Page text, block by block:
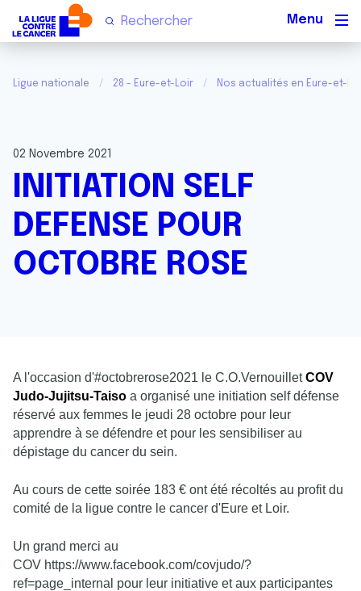
Ligue nationale 28 - Eure-et-Loir Nos actualités en Eure-et-
02 Novembre 2021
INITIATION SELF
DEFENSE POUR
OCTOBRE ROSE
A l'occasion d'#octobrerose2021 le C.O.VernouilletCOV
Judo-Jujitsu-Taiso a organisé une initiation self défense
réservé aux femmes le jeudi 28 octobre pour leur
apprendre à se défendre et pour les sensibiliser au
dépistage du cancer du sein.
Au cours de cette soirée 183 € ont été récoltés au profit du
comité de la ligue contre le cancer d'Eure et Loir.
Un grand merci au
COV https://www.facebook.com/covjudo/?
ref=page_internal pour leur initiative et aux participantes